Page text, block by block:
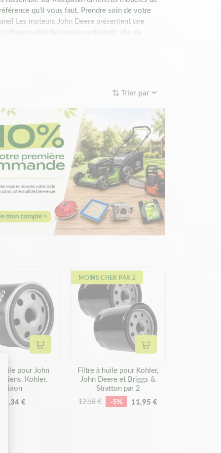
qu’il vous faut. Prendre soin de votre
Les moteurs John Deere présentent une
de bien les entretenir afin de
les dimensions exactes de l’ancienne
de rechange de votre filtre à huile sur
vite vos différents travaux d’entretien d’espace
réfection de votre moteur John Deere. En plus,
à votre disposition. Prenez le temps de trouver
la livraison rapide de votre colis. Si vous
Trier par
Ajouter au panier
pour John
Kohler,
Dixon
€
MOINS CHER PAR 2
Ajouter au panier
Filtre à huile pour Kohler,
John Deere et Briggs &
Stratton par 2
12,58 € -5% 11,95 €